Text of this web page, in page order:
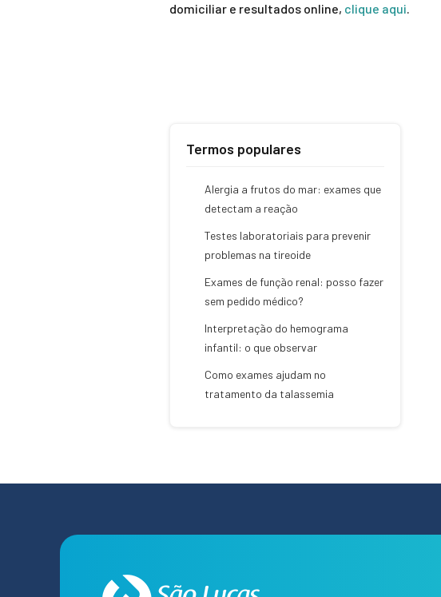
domiciliar e resultados online, clique aqui.
Termos populares
Alergia a frutos do mar: exames que
detectam a reação
Testes laboratoriais para prevenir
problemas na tireoide
Exames de função renal: posso fazer
sem pedido médico?
Interpretação do hemograma
infantil: o que observar
Como exames ajudam no
tratamento da talassemia